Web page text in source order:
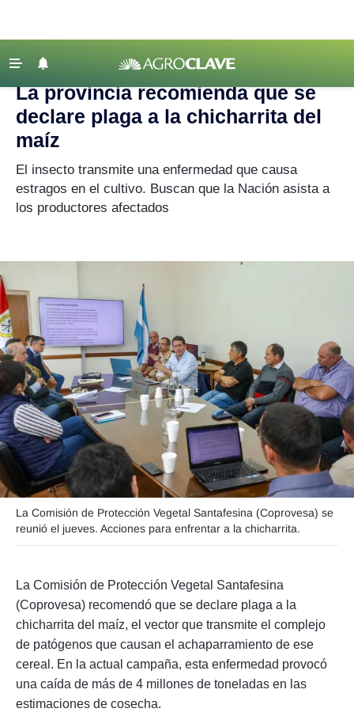
Agricultura
Ganadería
Lechería
Tecnología
Maquinaria agrícola
Clima
Agronegocios
Mercados
Seguinos
‹ VOLVER
Agroclave Agricultura | chicharrita
La provincia recomienda que se
declare plaga a la chicharrita del
maíz
El insecto transmite una enfermedad que causa
estragos en el cultivo. Buscan que la Nación asista a
los productores afectados
La Comisión de Protección Vegetal Santafesina (Coprovesa) se
reunió el jueves. Acciones para enfrentar a la chicharrita.
La Comisión de Protección Vegetal Santafesina
(Coprovesa) recomendó que se declare plaga a la
chicharrita del maíz, el vector que transmite el complejo
de patógenos que causan el achaparramiento de ese
cereal. En la actual campaña, esta enfermedad provocó
una caída de más de 4 millones de toneladas en las
estimaciones de cosecha.